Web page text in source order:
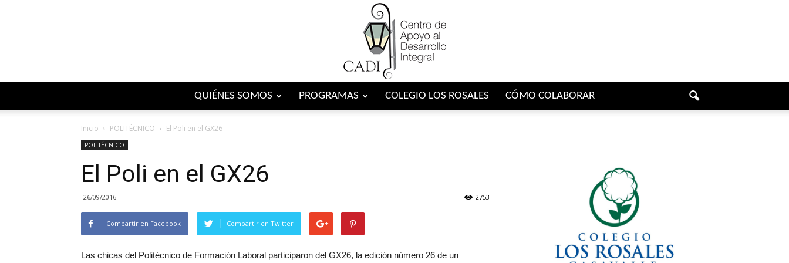
QUIÉNES SOMOS PROGRAMAS COLEGIO LOS ROSALES CÓMO COLABORAR
Inicio POLITÉCNICO El Poli en el GX26
POLITÉCNICO
El Poli en el GX26
26/09/2016 2753
Compartir en Facebook Compartir en Twitter
Las chicas del Politécnico de Formación Laboral participaron del GX26, la edición número 26 de un